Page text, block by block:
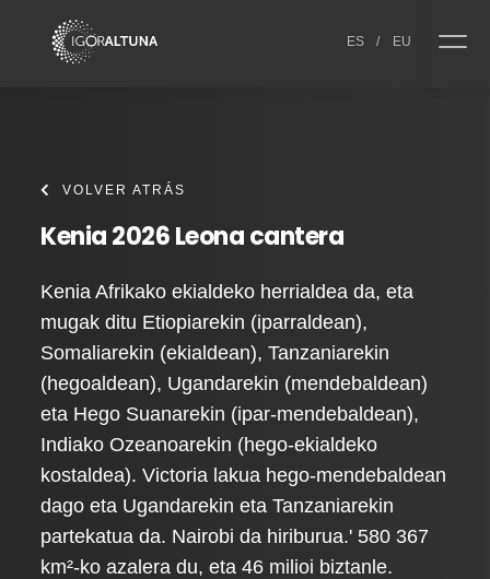
ES / EU
VOLVER ATRÁS
Kenia 2026 Leona cantera
Kenia Afrikako ekialdeko herrialdea da, eta
mugak ditu Etiopiarekin (iparraldean),
Somaliarekin (ekialdean), Tanzaniarekin
(hegoaldean), Ugandarekin (mendebaldean)
eta Hego Suanarekin (ipar-mendebaldean),
Indiako Ozeanoarekin (hego-ekialdeko
kostaldea). Victoria lakua hego-mendebaldean
dago eta Ugandarekin eta Tanzaniarekin
partekatua da. Nairobi da hiriburua.' 580 367
km²-ko azalera du, eta 46 milioi biztanle.